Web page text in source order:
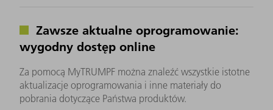
Zawsze aktualne oprogramowanie:
wygodny dostęp online
Za pomocą MyTRUMPF można znaleźć wszystkie istotne
aktualizacje oprogramowania i inne materiały do
pobrania dotyczące Państwa produktów.